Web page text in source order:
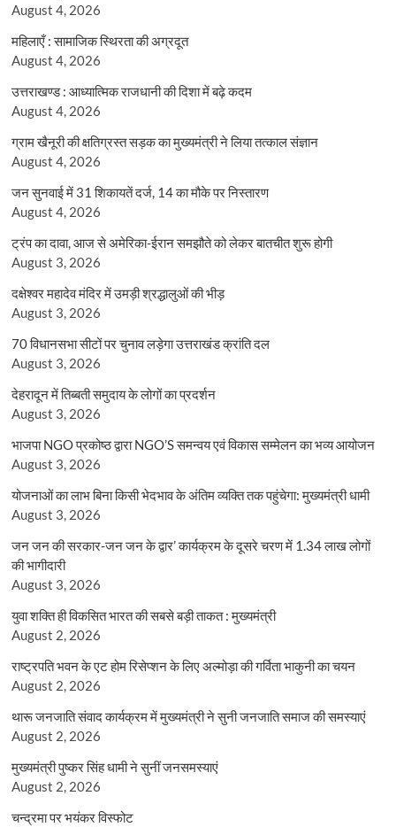
August 4, 2026
महिलाएँ : सामाजिक स्थिरता की अग्रदूत
August 4, 2026
उत्तराखण्ड : आध्यात्मिक राजधानी की दिशा में बढ़े कदम
August 4, 2026
ग्राम खैनूरी की क्षतिग्रस्त सड़क का मुख्यमंत्री ने लिया तत्काल संज्ञान
August 4, 2026
जन सुनवाई में 31 शिकायतें दर्ज, 14 का मौके पर निस्तारण
August 4, 2026
ट्रंप का दावा, आज से अमेरिका-ईरान समझौते को लेकर बातचीत शुरू होगी
August 3, 2026
दक्षेश्वर महादेव मंदिर में उमड़ी श्रद्धालुओं की भीड़
August 3, 2026
70 विधानसभा सीटों पर चुनाव लड़ेगा उत्तराखंड क्रांति दल
August 3, 2026
देहरादून में तिब्बती समुदाय के लोगों का प्रदर्शन
August 3, 2026
भाजपा NGO प्रकोष्ठ द्वारा NGO’S समन्वय एवं विकास सम्मेलन का भव्य आयोजन
August 3, 2026
योजनाओं का लाभ बिना किसी भेदभाव के अंतिम व्यक्ति तक पहुंचेगा: मुख्यमंत्री धामी
August 3, 2026
जन जन की सरकार-जन जन के द्वार’ कार्यक्रम के दूसरे चरण में 1.34 लाख लोगों
की भागीदारी
August 3, 2026
युवा शक्ति ही विकसित भारत की सबसे बड़ी ताकत : मुख्यमंत्री
August 2, 2026
राष्ट्रपति भवन के एट होम रिसेप्शन के लिए अल्मोड़ा की गर्विता भाकुनी का चयन
August 2, 2026
थारू जनजाति संवाद कार्यक्रम में मुख्यमंत्री ने सुनी जनजाति समाज की समस्याएं
August 2, 2026
मुख्यमंत्री पुष्कर सिंह धामी ने सुनीं जनसमस्याएं
August 2, 2026
चन्द्रमा पर भयंकर विस्फोट